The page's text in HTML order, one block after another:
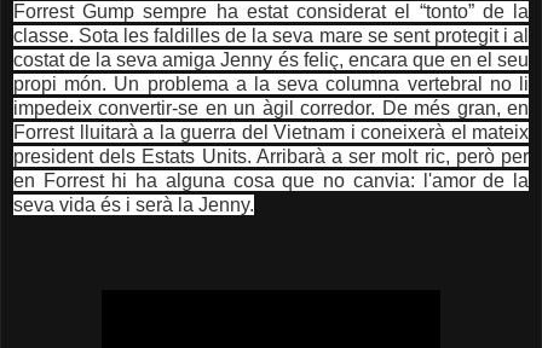
Forrest Gump sempre ha estat considerat el “tonto” de la
classe. Sota les faldilles de la seva mare se sent protegit i al
costat de la seva amiga Jenny és feliç, encara que en el seu
propi món. Un problema a la seva columna vertebral no li
impedeix convertir-se en un àgil corredor. De més gran, en
Forrest lluitarà a la guerra del Vietnam i coneixerà el mateix
president dels Estats Units. Arribarà a ser molt ric, però per
en Forrest hi ha alguna cosa que no canvia: l'amor de la
seva vida és i serà la Jenny.